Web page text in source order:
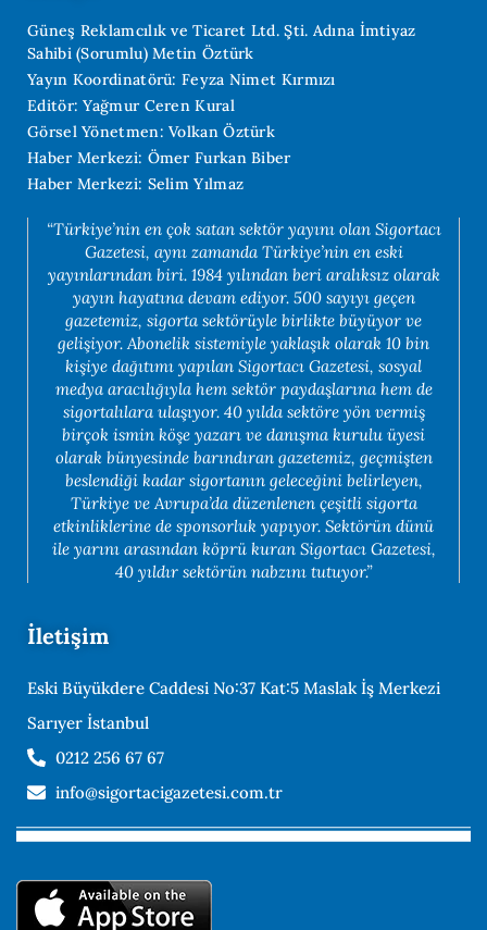
Güneş Reklamcılık ve Ticaret Ltd. Şti. Adına İmtiyaz
Sahibi (Sorumlu) Metin Öztürk
Yayın Koordinatörü: Feyza Nimet Kırmızı
Editör: Yağmur Ceren Kural
Görsel Yönetmen: Volkan Öztürk
Haber Merkezi: Ömer Furkan Biber
Haber Merkezi: Selim Yılmaz
“Türkiye’nin en çok satan sektör yayını olan Sigortacı
Gazetesi, aynı zamanda Türkiye’nin en eski
yayınlarından biri. 1984 yılından beri aralıksız olarak
yayın hayatına devam ediyor. 500 sayıyı geçen
gazetemiz, sigorta sektörüyle birlikte büyüyor ve
gelişiyor. Abonelik sistemiyle yaklaşık olarak 10 bin
kişiye dağıtımı yapılan Sigortacı Gazetesi, sosyal
medya aracılığıyla hem sektör paydaşlarına hem de
sigortalılara ulaşıyor. 40 yılda sektöre yön vermiş
birçok ismin köşe yazarı ve danışma kurulu üyesi
olarak bünyesinde barındıran gazetemiz, geçmişten
beslendiği kadar sigortanın geleceğini belirleyen,
Türkiye ve Avrupa’da düzenlenen çeşitli sigorta
etkinliklerine de sponsorluk yapıyor. Sektörün dünü
ile yarını arasından köprü kuran Sigortacı Gazetesi,
40 yıldır sektörün nabzını tutuyor.”
İletişim
Eski Büyükdere Caddesi No:37 Kat:5 Maslak İş Merkezi
Sarıyer İstanbul
0212 256 67 67
info@sigortacigazetesi.com.tr